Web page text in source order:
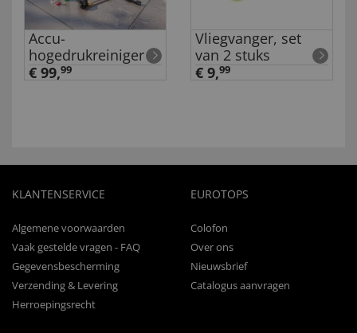
Accu-
hogedrukreiniger
€ 99,99
Vliegvanger, set
van 2 stuks
€ 9,99
KLANTENSERVICE
Algemene voorwaarden
Vaak gestelde vragen - FAQ
Gegevensbescherming
Verzending & Levering
Herroepingsrecht
EUROTOPS
Colofon
Over ons
Nieuwsbrief
Catalogus aanvragen